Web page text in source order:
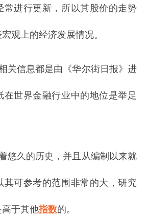
常进行更新，所以其股价的走势
观上的经济发展情况。
关信息都是由《华尔街日报》进
在世界金融行业中的地位是举足
悠久的历史，并且从编制以来就
其可参考的范围非常的大，研究
于其他指数的。